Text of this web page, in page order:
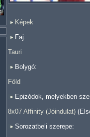
Képek
Faj:
Tauri
Bolygó:
Föld
Epizódok, melyekben
8x07 Affinity (Jóindulat)
Sorozatbeli szerepe: